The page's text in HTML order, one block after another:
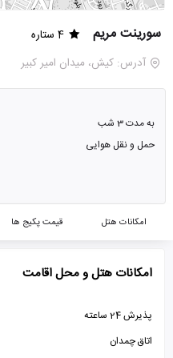
سورینت مریم
4 ستاره
آدرس: كيش، ميدان امير كبير
به مدت 3 شب
حمل و نقل هوایی
امکانات هتل قیمت پکیج ها
امکانات هتل و محل اقامت
پذیرش 24 ساعته
اتاق چمدان